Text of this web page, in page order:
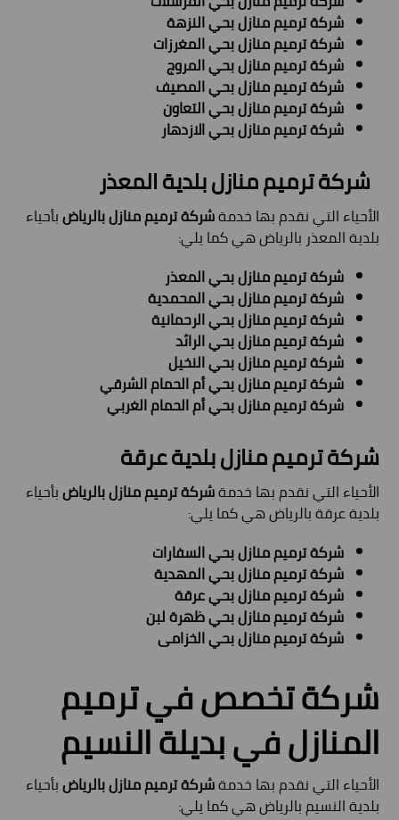
شركة ترميم منازل بحي النزهة
شركة ترميم منازل بحي المغرزات
شركة ترميم منازل بحي المروج
شركة ترميم منازل بحي المصيف
شركة ترميم منازل بحي التعاون
شركة ترميم منازل بحي الازدهار
شركة ترميم منازل بلديةالمعذر
الأحياء التي نقدم بها خدمةشركة ترميم منازل بالرياضبأحياء
بلدية المعذر بالرياض هي كما يلي:
شركة ترميم منازل بحي المعذر
شركة ترميم منازل بحي المحمدية
شركة ترميم منازل بحي الرحمانية
شركة ترميم منازل بحي الرائد
شركة ترميم منازل بحي النخيل
شركة ترميم منازل بحي أم الحمام الشرقي
شركة ترميم منازل بحي أم الحمام الغربي
شركة ترميم منازل بلديةعرقة
الأحياء التي نقدم بها خدمةشركة ترميم منازل بالرياضبأحياء
بلدية عرقة بالرياض هي كما يلي:
شركة ترميم منازل بحي السفارات
شركة ترميم منازل بحي المهدية
شركة ترميم منازل بحي عرقة
شركة ترميم منازل بحي ظهرة لبن
شركة ترميم منازل بحي الخزامى
شركة تخصص في ترميم
المنازل في بديلة النسيم
الأحياء التي نقدم بها خدمةشركة ترميم منازل بالرياضبأحياء
بلدية النسيم بالرياض هي كما يلي: